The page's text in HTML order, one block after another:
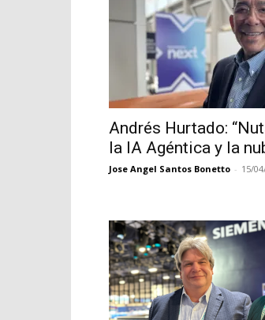
Andrés Hurtado:
la IA Agéntica y la
Jose Angel Santos Bonetto - 15/